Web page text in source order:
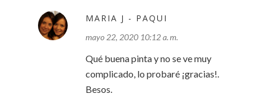
MARIA J - PAQUI
mayo 22, 2020 10:12 a. m.
Qué buena pinta y no se ve muy
complicado, lo probaré ¡gracias!.
Besos.